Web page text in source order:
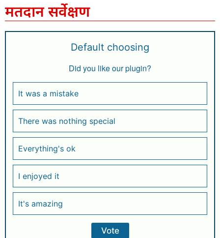
मतदान सर्वेक्षण
Default choosing
Did you like our plugin?
It was a mistake
There was nothing special
Everything's ok
I enjoyed it
It's amazing